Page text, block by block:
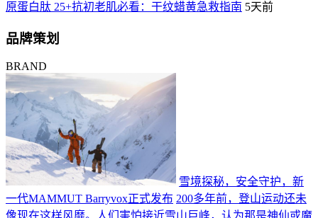
原蛋白肽 25+抗初老肌必看：干纹蜡黄急救指南 5天前
品牌策划
BRAND
雪境探秘，安全守护，新
一代MAMMUT Barryvox正式发布 200多年前，登山运动还未
像现在这样风靡。人们害怕接近雪山巨峰，认为那是神仙或魔